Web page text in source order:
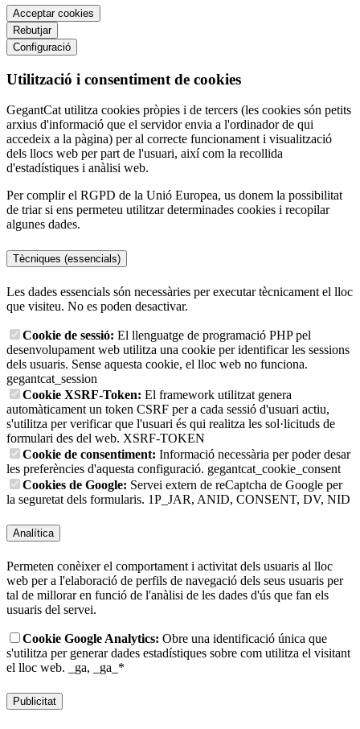
Acceptar cookies
Rebutjar
Configuració
Utilització i consentiment de cookies
GegantCat utilitza cookies pròpies i de tercers (les cookies són petits
arxius d'informació que el servidor envia a l'ordinador de qui
accedeix a la pàgina) per al correcte funcionament i visualització
dels llocs web per part de l'usuari, així com la recollida
d'estadístiques i anàlisi web.
Per complir el RGPD de la Unió Europea, us donem la possibilitat
de triar si ens permeteu utilitzar determinades cookies i recopilar
algunes dades.
Tècniques (essencials)
Les dades essencials són necessàries per executar tècnicament el lloc
que visiteu. No es poden desactivar.
Cookie de sessió: El llenguatge de programació PHP pel
desenvolupament web utilitza una cookie per identificar les sessions
dels usuaris. Sense aquesta cookie, el lloc web no funciona.
gegantcat_session
Cookie XSRF-Token: El framework utilitzat genera
automàticament un token CSRF per a cada sessió d'usuari actiu,
s'utilitza per verificar que l'usuari és qui realitza les sol·licituds de
formulari des del web. XSRF-TOKEN
Cookie de consentiment: Informació necessària per poder desar
les preferències d'aquesta configuració. gegantcat_cookie_consent
Cookies de Google: Servei extern de reCaptcha de Google per
la seguretat dels formularis. 1P_JAR, ANID, CONSENT, DV, NID
Analítica
Permeten conèixer el comportament i activitat dels usuaris al lloc
web per a l'elaboració de perfils de navegació dels seus usuaris per
tal de millorar en funció de l'anàlisi de les dades d'ús que fan els
usuaris del servei.
Cookie Google Analytics: Obre una identificació única que
s'utilitza per generar dades estadístiques sobre com utilitza el visitant
el lloc web.
_ga, _ga_*
Publicitat